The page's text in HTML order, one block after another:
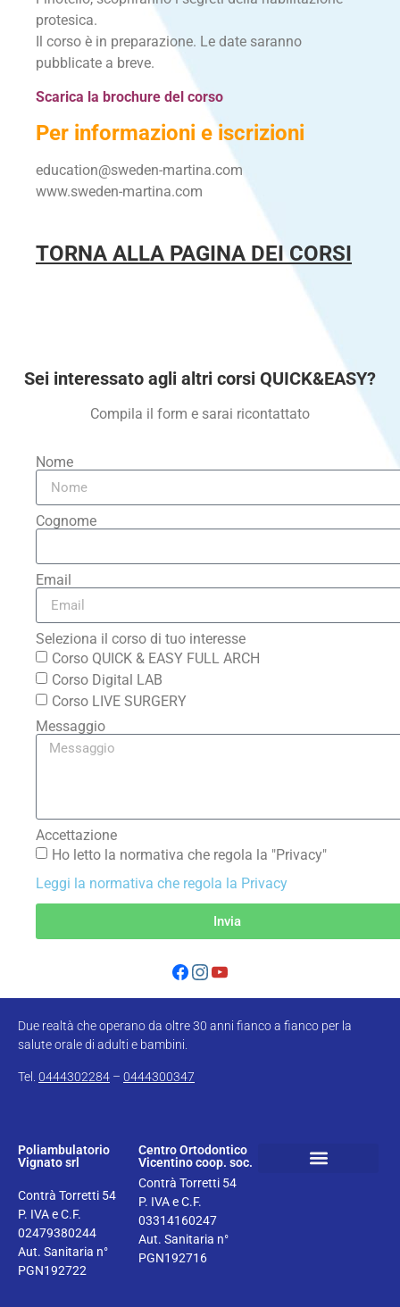
protesica.
Il corso è in preparazione. Le date saranno
pubblicate a breve.
Scarica la brochure del corso
Per informazioni e iscrizioni
education@sweden-martina.com
www.sweden-martina.com
TORNA ALLA PAGINA DEI CORSI
Sei interessato agli altri corsi QUICK&EASY?
Compila il form e sarai ricontattato
Nome
Cognome
Email
Seleziona il corso di tuo interesse
Corso QUICK & EASY FULL ARCH
Corso Digital LAB
Corso LIVE SURGERY
Messaggio
Accettazione
Ho letto la normativa che regola la "Privacy"
Leggi la normativa che regola la Privacy
Invia
Due realtà che operano da oltre 30 anni fianco a fianco per la
salute orale di adulti e bambini.
Tel. 0444302284 – 0444300347
Poliambulatorio
Vignato srl
Contrà Torretti 54
P. IVA e C.F.
02479380244
Aut. Sanitaria n°
PGN192722
Centro Ortodontico
Vicentino coop. soc.
Contrà Torretti 54
P. IVA e C.F.
03314160247
Aut. Sanitaria n°
PGN192716